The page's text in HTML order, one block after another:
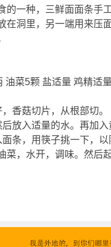
的一种，三鲜面面条手
在洞里，另一端用来压
油菜5颗 盐适量 鸡精适
香菇切片，从根部切。
放入适量的水。再加入
条，用筷子挑一下，
，水开，调味。然后起